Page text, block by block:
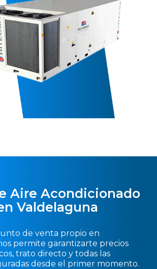
Aire Acondicionado
Valdelaguna
de venta propio en
permite garantizarte precios
trato directo y todas las
desde el primer momento.